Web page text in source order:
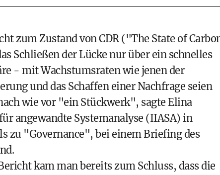
zum Zustand von CDR ("The State of
Schließen der Lücke nur über ein schnelles
- mit Wachstumsraten wie jenen der
und das Schaffen einer Nachfrage seien
wie vor "ein Stückwerk", sagte Elina
angewandte Systemanalyse (IIASA) in
zu "Governance", bei einem Briefing des
kam man bereits zum Schluss, dass die